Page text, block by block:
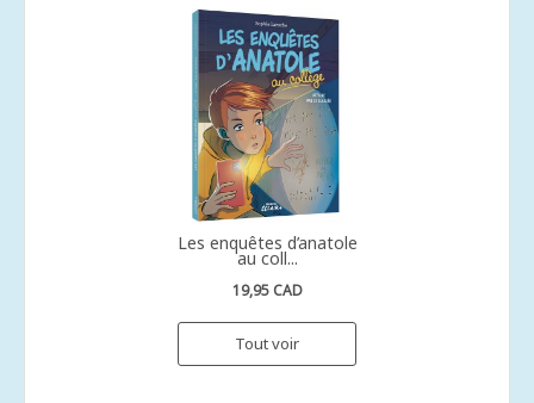
Les enquêtes d’anatole
au coll...
19,95 CAD
Tout voir